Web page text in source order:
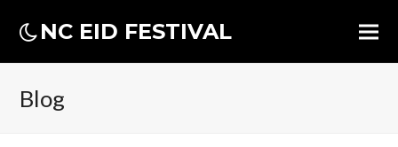
NC EID FESTIVAL
Blog